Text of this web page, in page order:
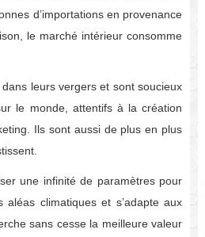
d’importations en provenance
le marché intérieur consomme
leurs vergers et sont soucieux
le monde, attentifs à la création
Ils sont aussi de plus en plus
une infinité de paramètres pour
climatiques et s’adapte aux
sans cesse la meilleure valeur